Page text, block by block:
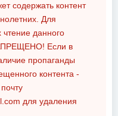
содержать контент
Для
данного
Если в
пропаганды
контента -
для удаления